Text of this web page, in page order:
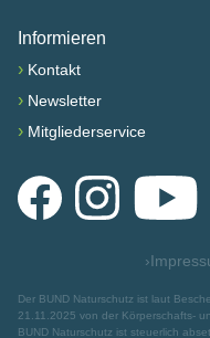
Informieren
› Kontakt
› Newsletter
› Mitgliederservice
FacebookInstagramYouTube
›
Der BUND Naturschutz ist laut
21.11.2025 von der Körperschafts-
BUND Naturschutz ist steuerlich